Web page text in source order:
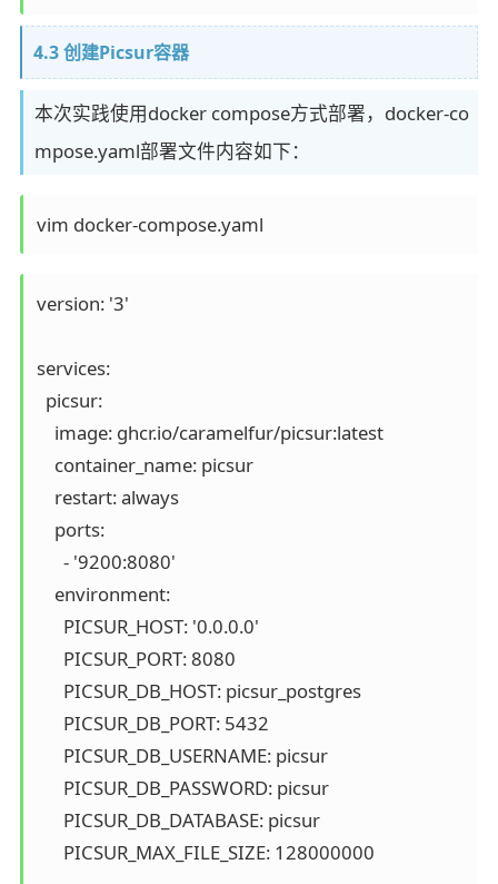
4.3 创建Picsur容器
本次实践使用docker compose方式部署，docker-co
mpose.yaml部署文件内容如下：
version: '3'
services:
  picsur:
    image: ghcr.io/caramelfur/picsur:latest
    container_name: picsur
    restart: always
    ports:
      - '9200:8080'
    environment:
      PICSUR_HOST: '0.0.0.0'
      PICSUR_PORT: 8080
      PICSUR_DB_HOST: picsur_postgres
      PICSUR_DB_PORT: 5432
      PICSUR_DB_USERNAME: picsur
      PICSUR_DB_PASSWORD: picsur
      PICSUR_DB_DATABASE: picsur
      PICSUR_MAX_FILE_SIZE: 128000000